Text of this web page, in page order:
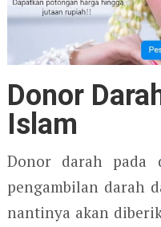
Donor
Islam
Donor darah pada
pengambilan darah
nantinya akan